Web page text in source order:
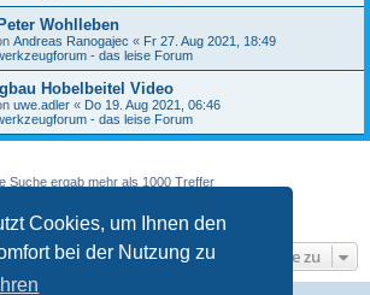
Cookies, um Ihnen den
bei der Nutzung zu
Wohlleben
Andreas Ranogajec « Fr 27. Aug 2021, 18:49
- das leise Forum
Hobelbeitel Video
uwe.adler « Do 19. Aug 2021, 06:46
- das leise Forum
Suche ergab mehr als 1000 Treffer
Gehe zu